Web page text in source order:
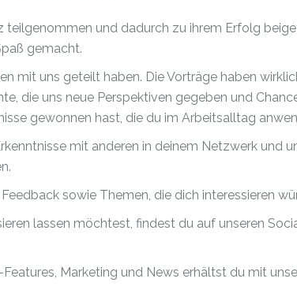
teilgenommen und dadurch zu ihrem Erfolg
gemacht.
mit uns geteilt haben. Die Vorträge haben
die uns neue Perspektiven gegeben und
gewonnen hast, die du im Arbeitsalltag
mit anderen in deinem Netzwerk und
sowie Themen, die dich interessieren
lassen möchtest, findest du auf unseren
Marketing und News erhältst du mit